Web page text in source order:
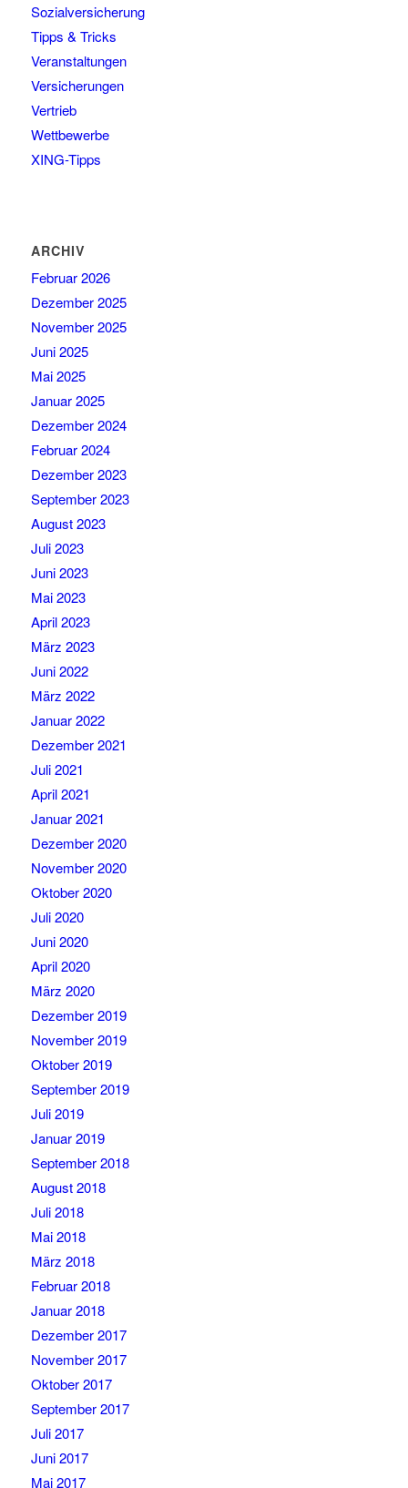
Sozialversicherung
Tipps & Tricks
Veranstaltungen
Versicherungen
Vertrieb
Wettbewerbe
XING-Tipps
ARCHIV
Februar 2026
Dezember 2025
November 2025
Juni 2025
Mai 2025
Januar 2025
Dezember 2024
Februar 2024
Dezember 2023
September 2023
August 2023
Juli 2023
Juni 2023
Mai 2023
April 2023
März 2023
Juni 2022
März 2022
Januar 2022
Dezember 2021
Juli 2021
April 2021
Januar 2021
Dezember 2020
November 2020
Oktober 2020
Juli 2020
Juni 2020
April 2020
März 2020
Dezember 2019
November 2019
Oktober 2019
September 2019
Juli 2019
Januar 2019
September 2018
August 2018
Juli 2018
Mai 2018
März 2018
Februar 2018
Januar 2018
Dezember 2017
November 2017
Oktober 2017
September 2017
Juli 2017
Juni 2017
Mai 2017